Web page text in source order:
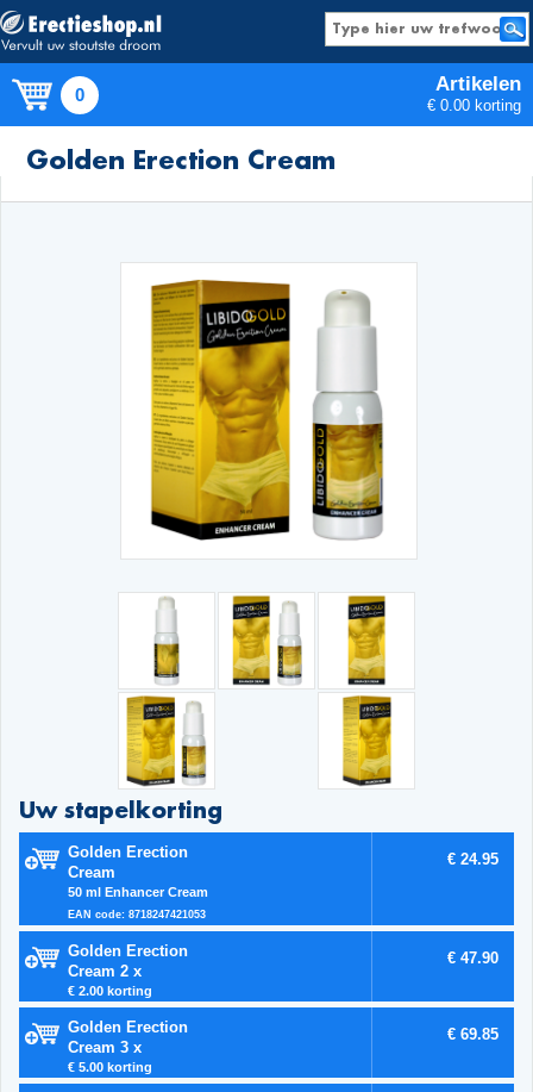
0 Artikelen
€ 0.00 korting
Producten
Golden Erection Cream
Uw stapelkorting
Golden Erection
Cream
50 ml Enhancer Cream
EAN code: 8718247421053
€ 24.95
Golden Erection
Cream 2 x
€ 2.00 korting
€ 47.90
Golden Erection
Cream 3 x
€ 5.00 korting
€ 69.85